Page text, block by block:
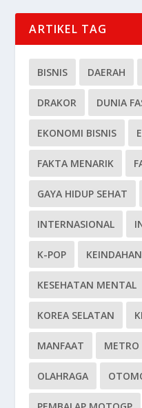
ARTIKEL TAG
BISNIS DAERAH
DRAKOR DUNIA
EKONOMI BISNIS
FAKTA MENARIK
GAYA HIDUP SEHAT
INTERNASIONAL
K-POP KEINDAHAN
KESEHATAN MENTAL
KOREA SELATAN
MANFAAT METRO
OLAHRAGA